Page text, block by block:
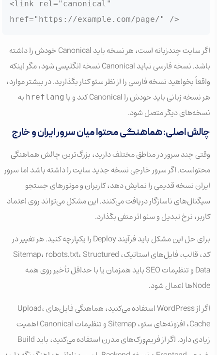
<link rel="canonical"
href="https://example.com/page/" />
اگر سایت چندزبانه است، هر نسخه باید Canonical خودش را داشته
باشد. نسخه فارسی نباید Canonical نسخه انگلیسی شود، مگر اینکه
واقعاً بخواهید نسخه فارسی را از نظر سئو کنار بگذارید. در بیشتر موارد،
هر نسخه زبانی باید خودش را Canonical کند و با
hreflangبه
نسخه‌های دیگر متصل شود.
چالش اصلی: هماهنگی محتوا میان سرور ایران و خارج
وقتی چند سرور در مناطق مختلف دارید، بزرگ‌ترین چالش هماهنگی
محتواست. اگر سرور خارجی نسخه جدید سایت را داشته باشد اما سرور
ایران نسخه قدیمی را نمایش دهد، کاربران و موتورهای جستجو
سیگنال‌های ناسازگار دریافت می‌کنند. این مشکل می‌تواند روی اعتماد
کاربر، نرخ تبدیل و سئو اثر منفی بگذارد.
برای حل این مشکل باید فرآیند Deploy را یکپارچه کنید. هر تغییر در
کد، قالب، فایل‌های استاتیک، Sitemap، robots.txt، Structured
Data و تنظیمات SEO باید همزمان یا با حداقل تأخیر روی همه
Nodeها اعمال شود.
اگر از WordPress استفاده می‌کنید، هماهنگی فایل‌های Upload،
Cache، افزونه‌های سئو، Sitemap و تنظیمات Canonical اهمیت
زیادی دارد. اگر از فریم‌ورک‌های مدرن استفاده می‌کنید، باید Build